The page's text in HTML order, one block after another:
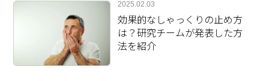
2025.02.03
効果的なしゃっくりの止め方
は？研究チームが発表した方
法を紹介